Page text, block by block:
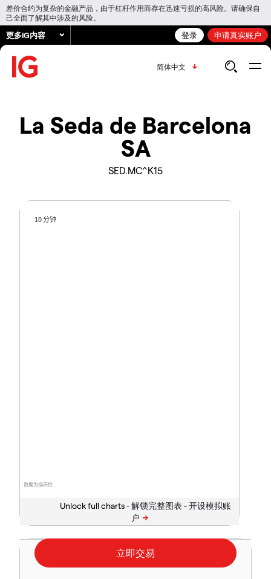
差价合约为复杂的金融产品，由于杠杆作用而存在迅速亏损的高风险。请确保自
己全面了解其中涉及的风险。
更多IG内容 登录 申请真实账户
简体中文
La Seda de Barcelona
SA
SED.MC^K15
数据为指示性
10 分钟
Unlock full charts -